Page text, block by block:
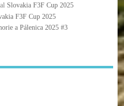
Slovakia F3F Cup 2025
F3F Cup 2025
a Pálenica 2025 #3